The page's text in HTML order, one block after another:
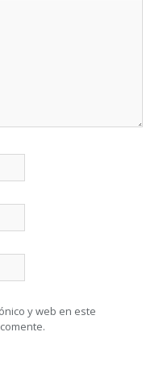
y web en este